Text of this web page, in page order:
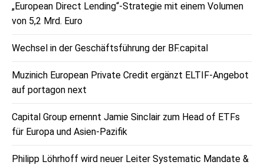
„European Direct Lending“-Strategie mit einem Volumen
von 5,2 Mrd. Euro
Wechsel in der Geschäftsführung der BF.capital
Muzinich European Private Credit ergänzt ELTIF-Angebot
auf portagon next
Capital Group ernennt Jamie Sinclair zum Head of ETFs
für Europa und Asien-Pazifik
Philipp Löhrhoff wird neuer Leiter Systematic Mandate &